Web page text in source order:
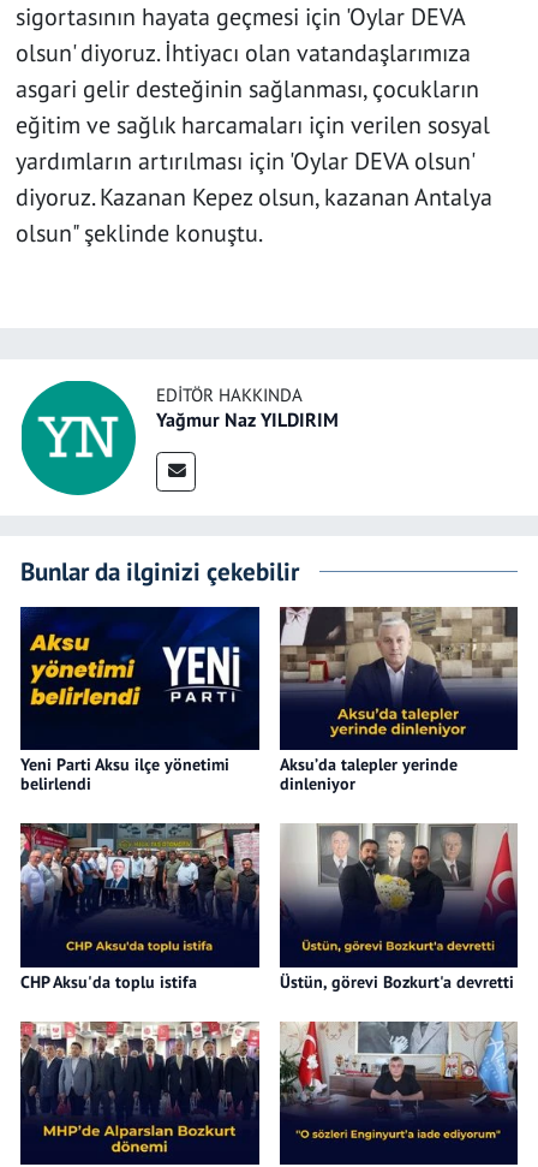
sigortasının hayata geçmesi için 'Oylar DEVA
olsun' diyoruz. İhtiyacı olan vatandaşlarımıza
asgari gelir desteğinin sağlanması, çocukların
eğitim ve sağlık harcamaları için verilen sosyal
yardımların artırılması için 'Oylar DEVA olsun'
diyoruz. Kazanan Kepez olsun, kazanan Antalya
olsun" şeklinde konuştu.
EDITÖR HAKKINDA
Yağmur Naz YILDIRIM
Bunlar da ilginizi çekebilir
Yeni Parti Aksu ilçe yönetimi
belirlendi
Aksu’da talepler yerinde
dinleniyor
CHP Aksu'da toplu istifa Üstün, görevi Bozkurt'a devretti